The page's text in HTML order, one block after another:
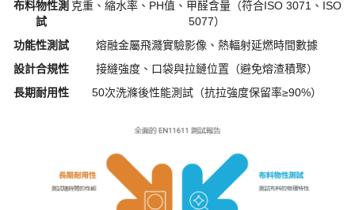
布料物性測
試
克重、縮水率、 PH值、甲醛含量（符合ISO 3071、ISO
5077）
功能性測試
熔融金屬飛濺實驗影像、熱輻射延燃時間數據
設計合規性
接縫強度、口袋與拉鏈位置（避免熔渣積聚）
長期耐用性
50次洗滌後性能測試（抗拉強度保留率≥90%）